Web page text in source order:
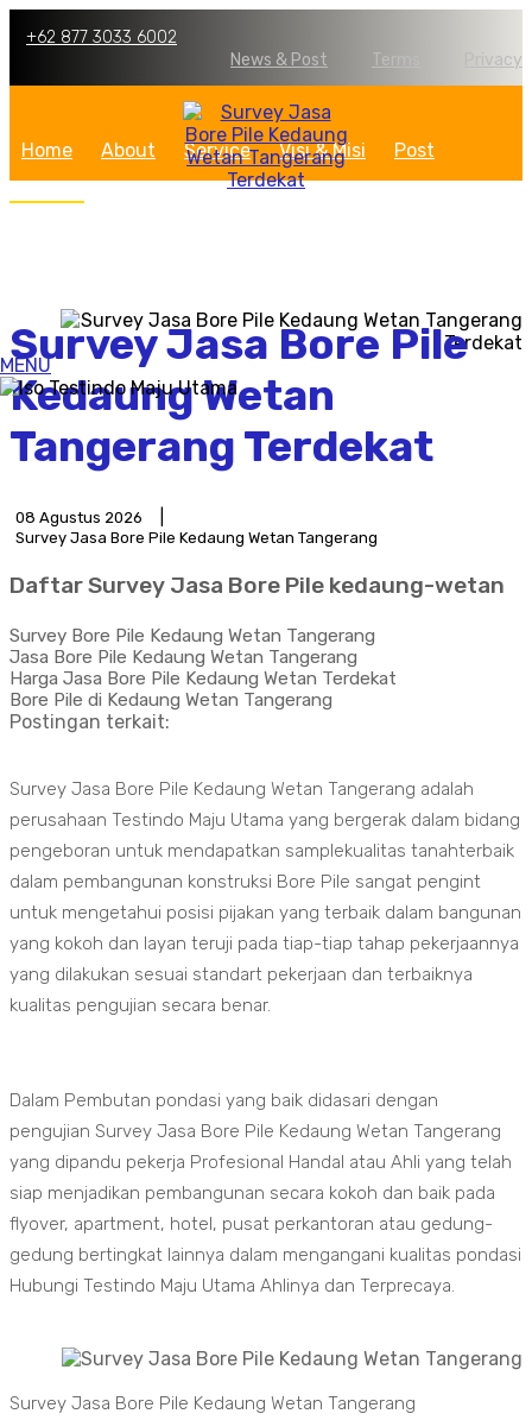
+62 877 3033 6002
News & Post
Terms Privacy
Home About Service Visi & Misi Post
MENU
Survey Jasa Bore Pile
Kedaung Wetan
Tangerang Terdekat
08 Agustus 2026
Survey Jasa Bore Pile Kedaung Wetan Tangerang
Daftar Survey Jasa Bore Pile kedaung-wetan
Survey Bore Pile Kedaung Wetan Tangerang
Jasa Bore Pile Kedaung Wetan Tangerang
Harga Jasa Bore Pile Kedaung Wetan Terdekat
Bore Pile di Kedaung Wetan Tangerang
Postingan terkait:
Survey Jasa Bore Pile Kedaung Wetan Tangerang adalah
perusahaan Testindo Maju Utama yang bergerak dalam bidang
pengeboran untuk mendapatkan samplekualitas tanahterbaik
dalam pembangunan konstruksi Bore Pile sangat pengint
untuk mengetahui posisi pijakan yang terbaik dalam bangunan
yang kokoh dan layan teruji pada tiap-tiap tahap pekerjaannya
yang dilakukan sesuai standart pekerjaan dan terbaiknya
kualitas pengujian secara benar.
Dalam Pembutan pondasi yang baik didasari dengan
pengujian Survey Jasa Bore Pile Kedaung Wetan Tangerang
yang dipandu pekerja Profesional Handal atau Ahli yang telah
siap menjadikan pembangunan secara kokoh dan baik pada
flyover, apartment, hotel, pusat perkantoran atau gedung-
gedung bertingkat lainnya dalam mengangani kualitas pondasi
Hubungi Testindo Maju Utama Ahlinya dan Terprecaya.
Survey Jasa Bore Pile Kedaung Wetan Tangerang